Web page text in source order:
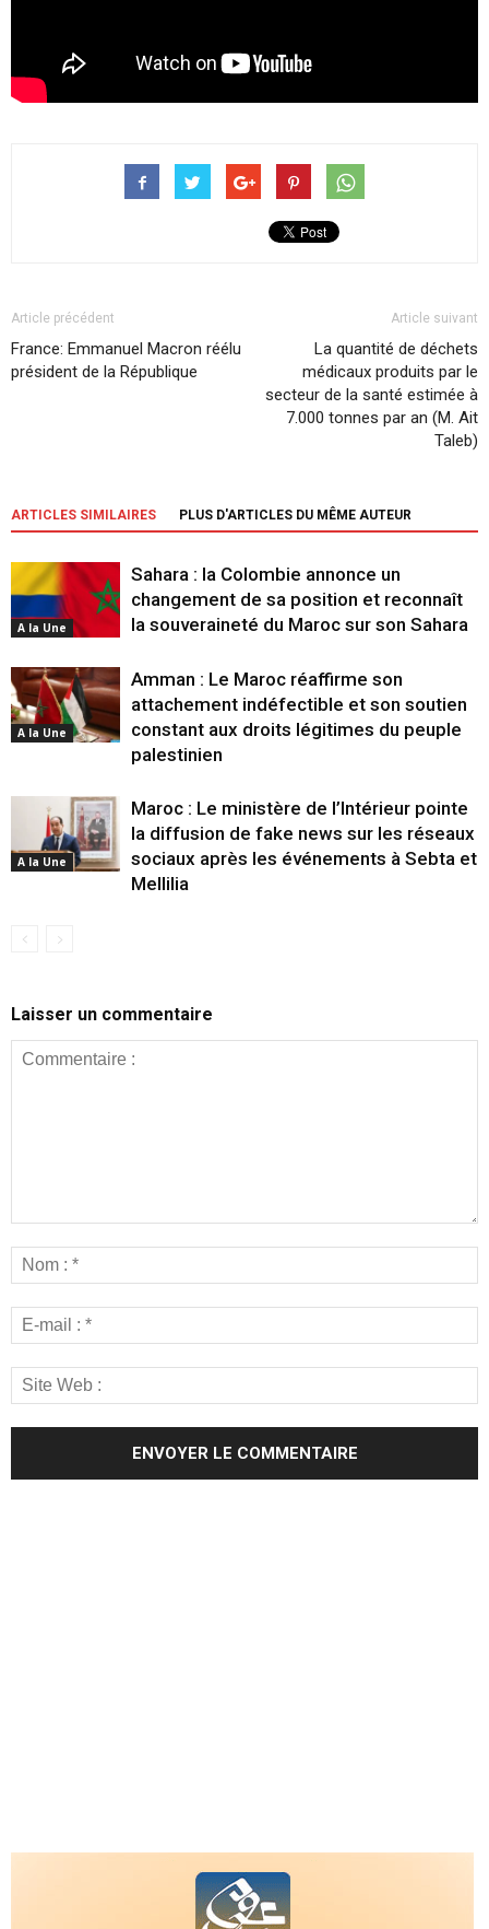
Article précédent
France: Emmanuel Macron réélu
président de la République
Article suivant
La quantité de déchets
médicaux produits par le
secteur de la santé estimée à
7.000 tonnes par an (M. Ait
Taleb)
ARTICLES SIMILAIRES PLUS D'ARTICLES DU MÊME AUTEUR
A la Une
Sahara : la Colombie annonce un
changement de sa position et reconnaît
la souveraineté du Maroc sur son Sahara
A la Une
Amman : Le Maroc réaffirme son
attachement indéfectible et son soutien
constant aux droits légitimes du peuple
palestinien
A la Une
Maroc : Le ministère de l’Intérieur pointe
la diffusion de fake news sur les réseaux
sociaux après les événements à Sebta et
Mellilia
Laisser un commentaire